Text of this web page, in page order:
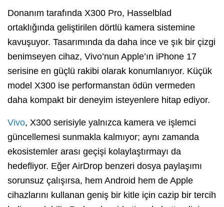
Donanım tarafında X300 Pro, Hasselblad
ortaklığında geliştirilen dörtlü kamera sistemine
kavuşuyor. Tasarımında da daha ince ve şık bir çizgi
benimseyen cihaz, Vivo’nun Apple’ın iPhone 17
serisine en güçlü rakibi olarak konumlanıyor. Küçük
model X300 ise performanstan ödün vermeden
daha kompakt bir deneyim isteyenlere hitap ediyor.
Vivo, X300 serisiyle yalnızca kamera ve işlemci
güncellemesi sunmakla kalmıyor; aynı zamanda
ekosistemler arası geçişi kolaylaştırmayı da
hedefliyor. Eğer AirDrop benzeri dosya paylaşımı
sorunsuz çalışırsa, hem Android hem de Apple
cihazlarını kullanan geniş bir kitle için cazip bir tercih